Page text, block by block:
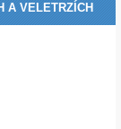
A VELETRZÍCH